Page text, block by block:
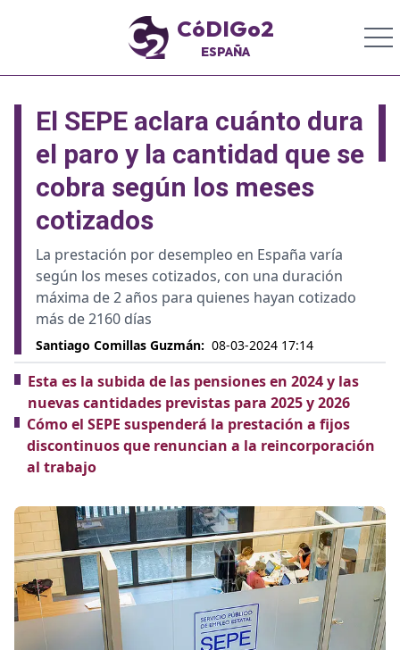
CóDIGo2
ESPAÑA
El SEPE aclara cuánto dura
el paro y la cantidad que se
cobra según los meses
cotizados
La prestación por desempleo en España varía
según los meses cotizados, con una duración
máxima de 2 años para quienes hayan cotizado
más de 2160 días
Santiago Comillas Guzmán: 08-03-2024 17:14
Esta es la subida de las pensiones en 2024 y las
nuevas cantidades previstas para 2025 y 2026
Cómo el SEPE suspenderá la prestación a fijos
discontinuos que renuncian a la reincorporación
al trabajo